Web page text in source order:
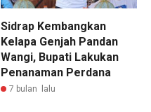
Sidrap Kembangkan
Kelapa Genjah Pandan
Wangi, Bupati Lakukan
Penanaman Perdana
7 bulan lalu